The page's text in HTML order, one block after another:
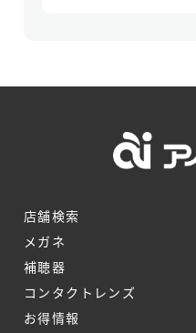
店舗検索
メガネ
補聴器
コンタクトレンズ
お得情報